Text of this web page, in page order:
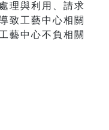
理與利用、請求
致工藝中心相關
藝中心不負相關